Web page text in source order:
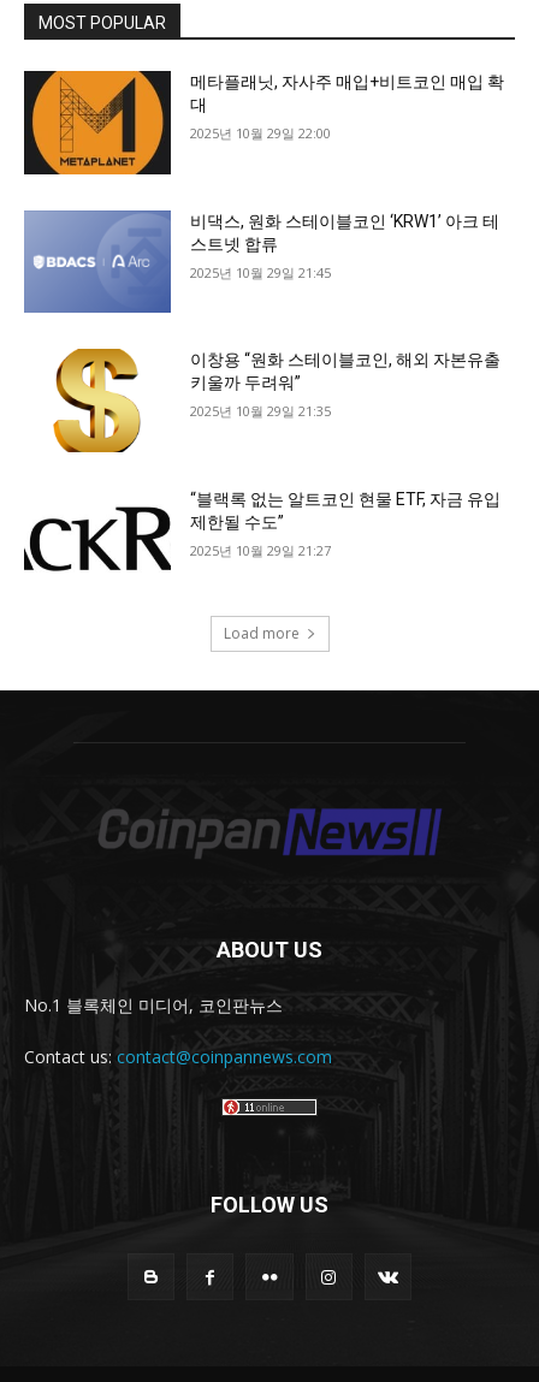
ABOUT US
No.1 블록체인 미디어, 코인판뉴스
Contact us: contact@coinpannews.com
FOLLOW US